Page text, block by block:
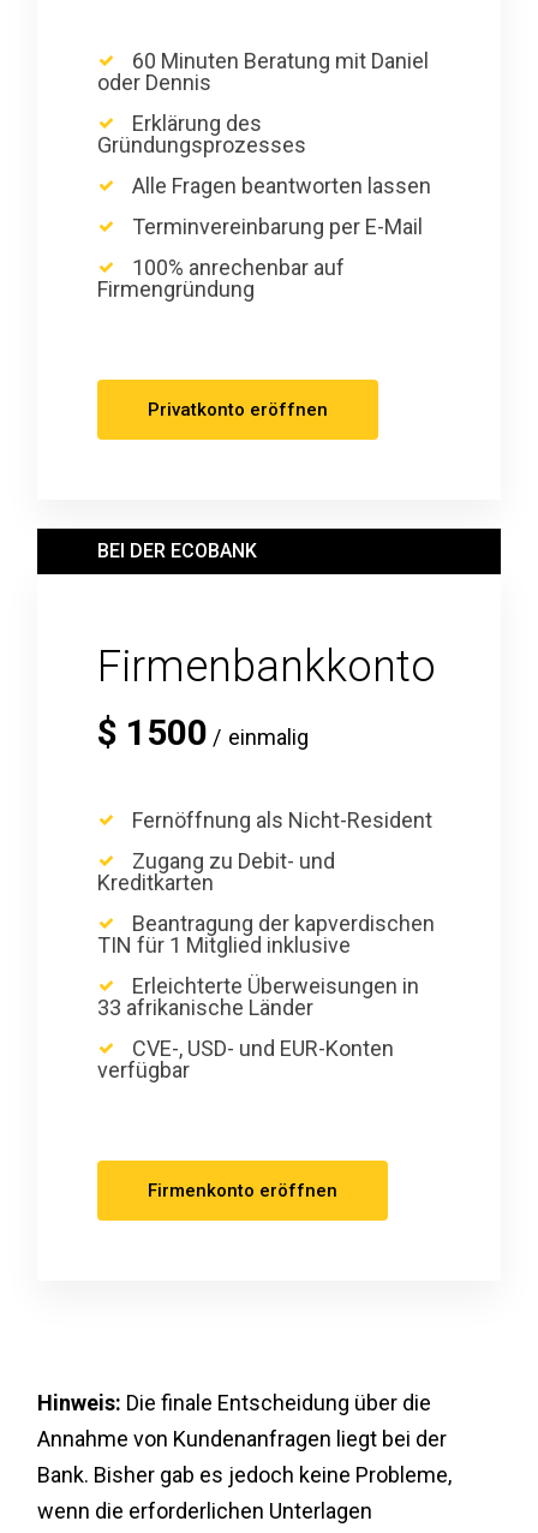
60 Minuten Beratung mit Daniel
oder Dennis
Erklärung des
Gründungsprozesses
Alle Fragen beantworten lassen
Terminvereinbarung per E-Mail
100% anrechenbar auf
Firmengründung
Privatkonto eröffnen
Firmenbankkonto
BEI DER ECOBANK
$ 1500 einmalig
Fernöffnung als Nicht-Resident
Zugang zu Debit- und
Kreditkarten
Beantragung der kapverdischen
TIN für 1 Mitglied inklusive
Erleichterte Überweisungen in
33 afrikanische Länder
CVE-, USD- und EUR-Konten
verfügbar
Firmenkonto eröffnen
Hinweis: Die finale Entscheidung über die
Annahme von Kundenanfragen liegt bei der
Bank. Bisher gab es jedoch keine Probleme,
wenn die erforderlichen Unterlagen